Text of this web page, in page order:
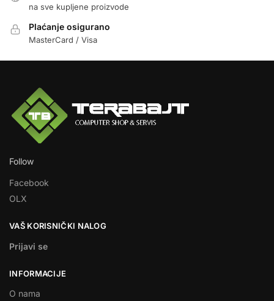
na sve kupljene proizvode
Plaćanje osigurano
MasterCard / Visa
Follow
Facebook
OLX
VAŠ KORISNIČKI NALOG
Prijavi se
INFORMACIJE
O nama